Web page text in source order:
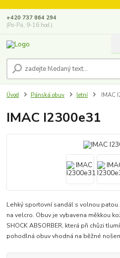
+420 737 864 294
(Po-Pá, 9-16 hod.)
Úvod Pánská obuv letní IMAC
IMAC I2300e31
Lehký sportovní sandál s volnou
na velcro. Obuv je vybavena měkkou
SHOCK ABSORBER, která při chůzi
pohodlná obuv vhodná na běžné